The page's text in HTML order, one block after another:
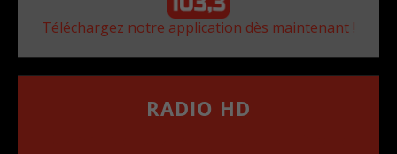
Téléchargez notre application dès maintenant !
RADIO HD